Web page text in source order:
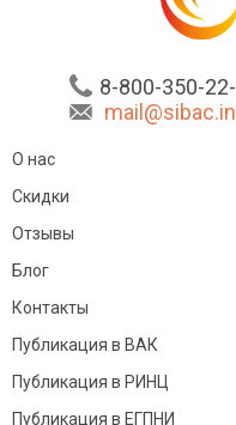
8-800-350-
О нас
Скидки
Отзывы
Блог
Контакты
Публикация в ВАК
Публикация в РИНЦ
Публикация в ЕГПНИ